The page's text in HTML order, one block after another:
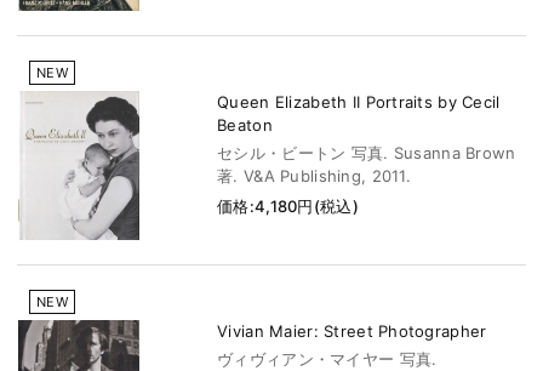
NEW
Queen Elizabeth II Portraits by Cecil
Beaton
セシル・ビートン 写真. Susanna Brown
著. V&A Publishing, 2011.
価格:4,180円(税込)
NEW
Vivian Maier: Street Photographer
ヴィヴィアン・マイヤー 写真.